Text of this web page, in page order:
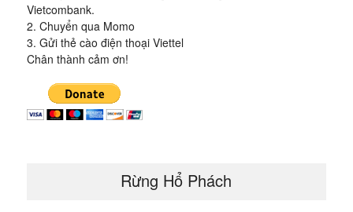
Vietcombank.
2. Chuyển qua Momo
3. Gửi thẻ cào điện thoại Viettel
Chân thành cảm ơn!
Rừng Hổ Phách